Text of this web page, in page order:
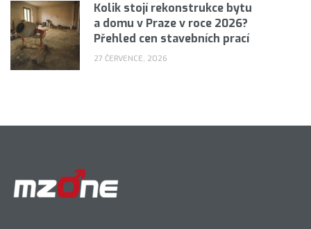
Kolik stojí rekonstrukce bytu
a domu v Praze v roce 2026?
Přehled cen stavebních prací
27 ČERVENCE, 2026